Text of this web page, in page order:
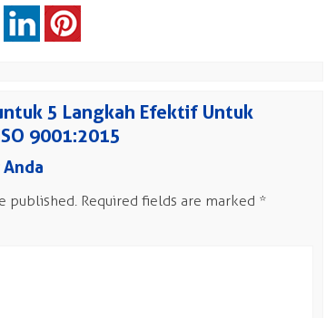
5 Langkah Efektif Untuk
9001:2015
published. Required fields are marked *